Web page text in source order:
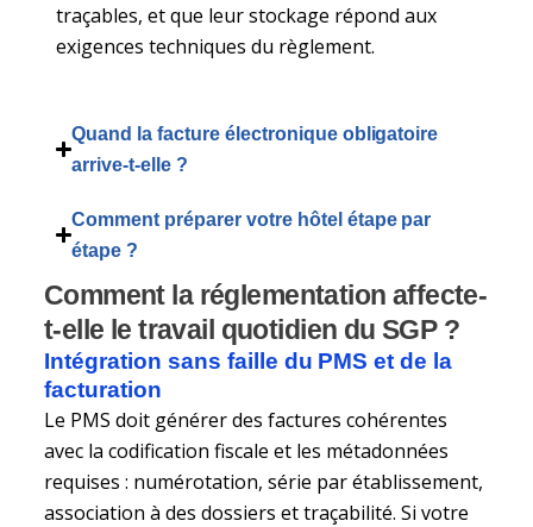
traçables, et que leur stockage répond aux
exigences techniques du règlement.
Quand la facture électronique obligatoire
arrive-t-elle ?
Comment préparer votre hôtel étape par
étape ?
Comment la réglementation affecte-
t-elle le travail quotidien du SGP ?
Intégration sans faille du PMS et de la
facturation
Le PMS doit générer des factures cohérentes
avec la codification fiscale et les métadonnées
requises : numérotation, série par établissement,
association à des dossiers et traçabilité. Si votre